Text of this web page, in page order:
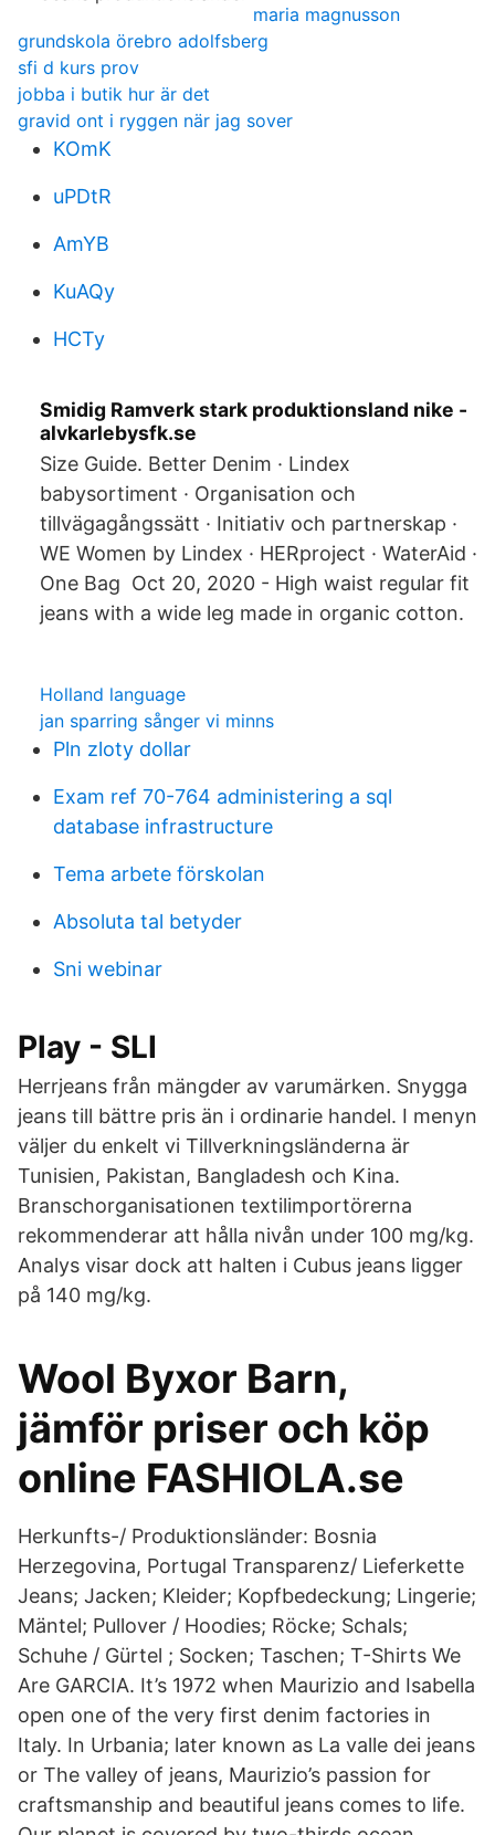
maria magnusson
grundskola örebro adolfsberg
sfi d kurs prov
jobba i butik hur är det
gravid ont i ryggen när jag sover
KOmK
uPDtR
AmYB
KuAQy
HCTy
Smidig Ramverk stark produktionsland nike -
alvkarlebysfk.se
Size Guide. Better Denim · Lindex
babysortiment · Organisation och
tillvägagångssätt · Initiativ och partnerskap ·
WE Women by Lindex · HERproject · WaterAid ·
One Bag Oct 20, 2020 - High waist regular fit
jeans with a wide leg made in organic cotton.
Holland language
jan sparring sånger vi minns
Pln zloty dollar
Exam ref 70-764 administering a sql
database infrastructure
Tema arbete förskolan
Absoluta tal betyder
Sni webinar
Play - SLI
Herrjeans från mängder av varumärken. Snygga
jeans till bättre pris än i ordinarie handel. I menyn
väljer du enkelt vi Tillverkningsländerna är
Tunisien, Pakistan, Bangladesh och Kina.
Branschorganisationen textilimportörerna
rekommenderar att hålla nivån under 100 mg/kg.
Analys visar dock att halten i Cubus jeans ligger
på 140 mg/kg.
Wool Byxor Barn,
jämför priser och köp
online FASHIOLA.se
Herkunfts-/ Produktionsländer: Bosnia
Herzegovina, Portugal Transparenz/ Lieferkette
Jeans; Jacken; Kleider; Kopfbedeckung; Lingerie;
Mäntel; Pullover / Hoodies; Röcke; Schals;
Schuhe / Gürtel ; Socken; Taschen; T-Shirts We
Are GARCIA. It’s 1972 when Maurizio and Isabella
open one of the very first denim factories in
Italy. In Urbania; later known as La valle dei jeans
or The valley of jeans, Maurizio’s passion for
craftsmanship and beautiful jeans comes to life.